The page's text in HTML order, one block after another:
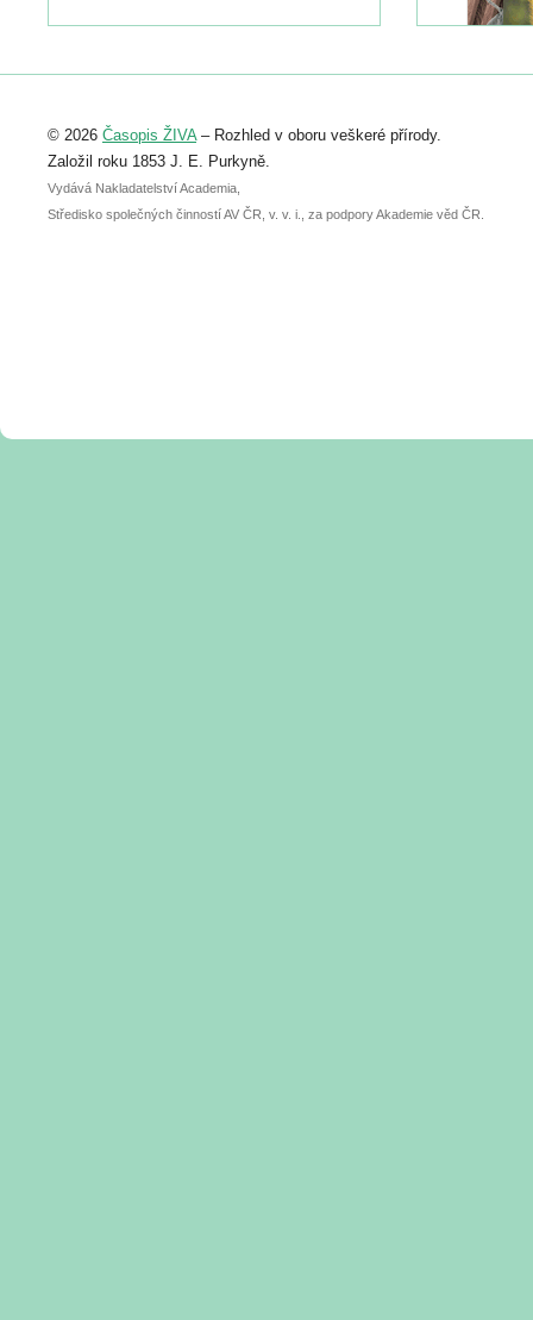
Registrovat se můžete do 6. září.
abstraktu přihlášené přednášky nebo
posteru je už 30. června.
© 2026 Časopis ŽIVA– Rozhled v oboru veškeré přírody.
Založil roku 1853 J. E. Purkyně.
Vydává Nakladatelství Academia,
Středisko společných činností AV ČR, v. v. i., za podpory Akademie věd ČR.